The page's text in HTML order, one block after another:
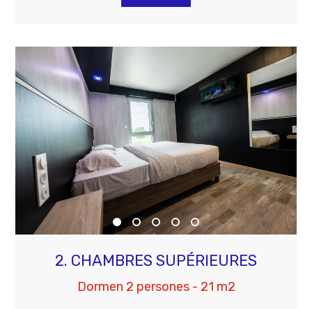
2. CHAMBRES SUPÉRIEURES
Dormen 2 persones - 21 m2